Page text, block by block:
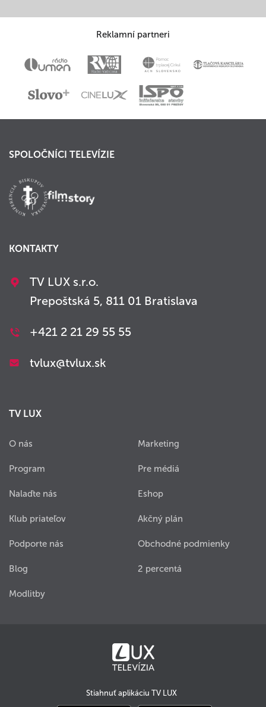
Reklamní partneri
SPOLOČNÍCI TELEVÍZIE
KONTAKTY
TV LUX s.r.o.
Prepoštská 5, 811 01 Bratislava
+421 2 21 29 55 55
tvlux@tvlux.sk
TV LUX
O nás
Program
Nalaďte nás
Klub priateľov
Podporte nás
Blog
Modlitby
Marketing
Pre médiá
Eshop
Akčný plán
Obchodné podmienky
2 percentá
Stiahnuť aplikáciu TV LUX